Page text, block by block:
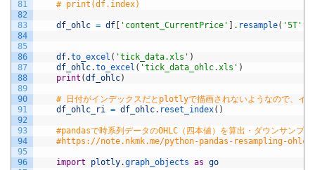
81
82
83
84
85
86
87
88
89
90
91
92
93
94
95
96
# print(df.index)
df_ohlc = df 'content_CurrentPrice' . resample( '5T'
df.to_excel ( 'tick_data.xls' )
df_ohlc.to_excel ( 'tick_data_ohlc.xls' )
print (df_ohlc)
# 日付がインデックスだとplotlyで描画されないようなので、イ
df_ohlc_ri = df_ohlc. reset_index( )
#pandasで時系列データのOHLC（四本値）を算出・ダウンサンプリ
#https://note.nkmk.me/python-pandas-resampling-ohlc/
import plotly.graph_objects as go